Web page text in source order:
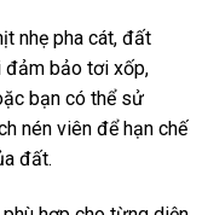
nhẹ pha cát, đất
bảo tơi xốp,
bạn có thể sử
nén viên để hạn chế
đất.